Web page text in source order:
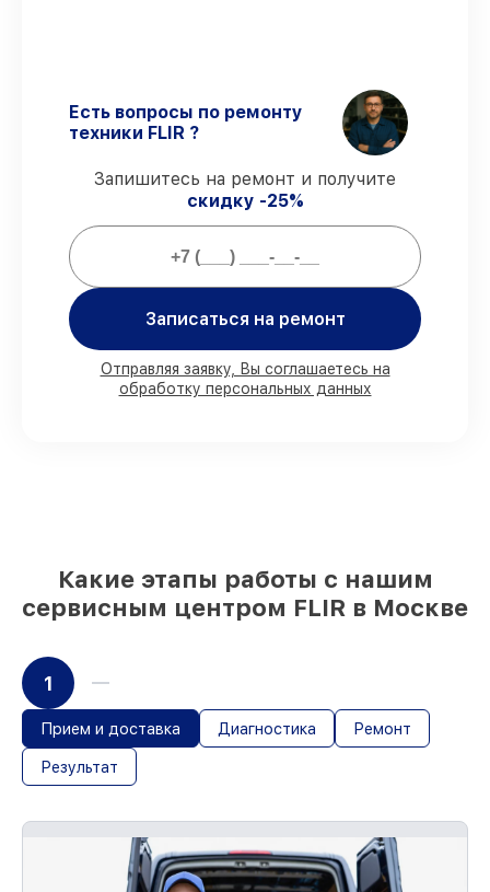
ремонтные услуги и комплектующие
защищены гарантийной поддержкой до
Мы гарантируем:
заказов выполняем в присутствии
клиента
деталей FLIR имеются на складе в
срочного заказа
Фирменные детали FLIR и
Есть вопросы по ремонту
техники FLIR ?
Запишитесь на ремонт и получите
скидку -25%
Записаться на ремонт
Отправляя заявку, Вы соглашаетесь на
обработку персональных данных
Какие этапы работы с нашим
сервисным центром FLIR в Москве
1
Прием и доставка Диагностика Ремонт
Результат